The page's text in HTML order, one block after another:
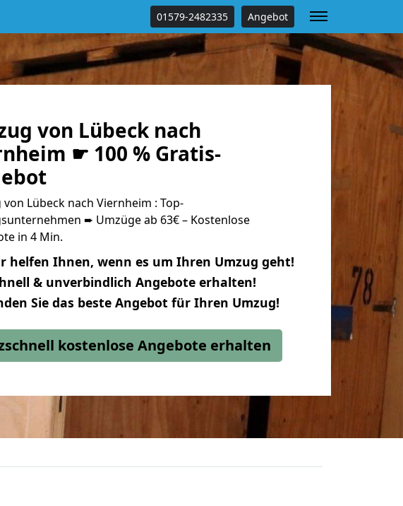
01579-2482335 Angebot
von Lübeck nach
☛ 100 % Gratis-
von Lübeck nach Viernheim : Top-
➨ Umzüge ab 63€ – Kostenlose
in 4 Min.
helfen Ihnen, wenn es um Ihren Umzug geht!
& unverbindlich Angebote erhalten!
Sie das beste Angebot für Ihren Umzug!
kostenlose Angebote erhalten